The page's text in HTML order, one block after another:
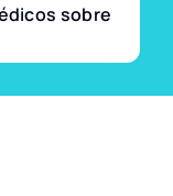
sobre